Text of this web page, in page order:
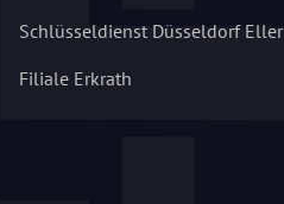
Schlüsseldienst Düsseldorf Eller
Filiale Erkrath